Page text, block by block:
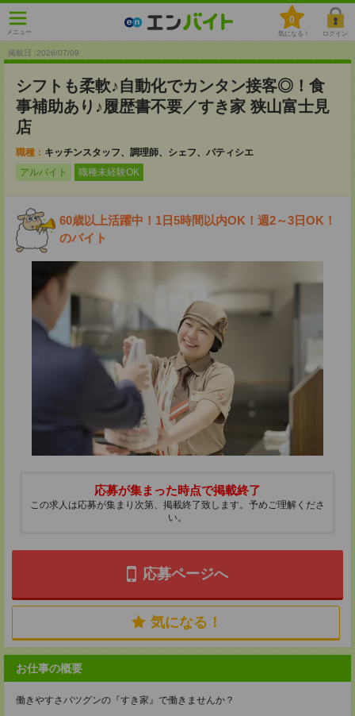
メニュー
0
気になる！ ログイン
掲載日 :2026/07/09
シフトも柔軟♪自動化でカンタン接客◎！食
事補助あり♪履歴書不要／すき家 狭山富士見
店
職種： キッチンスタッフ、調理師、シェフ、パティシエ
アルバイト
職種未経験OK
60歳以上活躍中！1日5時間以内OK！週2～3日OK！
のバイト
応募が集まった時点で掲載終了
この求人は応募が集まり次第、掲載終了致します。予めご理解くださ
い。
応募ページへ
気になる！
お仕事の概要
働きやすさバツグンの『すき家』で働きませんか？